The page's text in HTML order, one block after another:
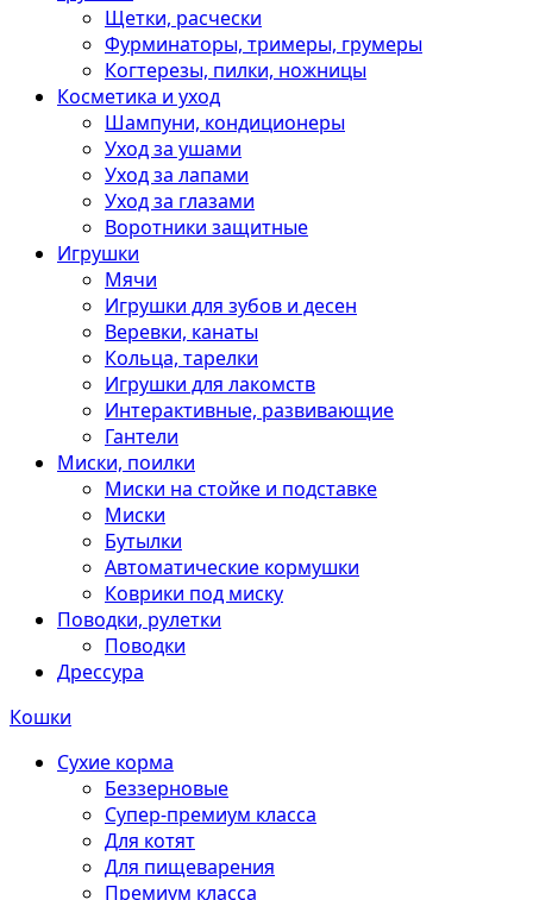
Щетки, расчески
Фурминаторы, тримеры, грумеры
Когтерезы, пилки, ножницы
Косметика и уход
Шампуни, кондиционеры
Уход за ушами
Уход за лапами
Уход за глазами
Воротники защитные
Игрушки
Мячи
Игрушки для зубов и десен
Веревки, канаты
Кольца, тарелки
Игрушки для лакомств
Интерактивные, развивающие
Гантели
Миски, поилки
Миски на стойке и подставке
Миски
Бутылки
Автоматические кормушки
Коврики под миску
Поводки, рулетки
Поводки
Дрессура
Кошки
Сухие корма
Беззерновые
Супер-премиум класса
Для котят
Для пищеварения
Премиум класса